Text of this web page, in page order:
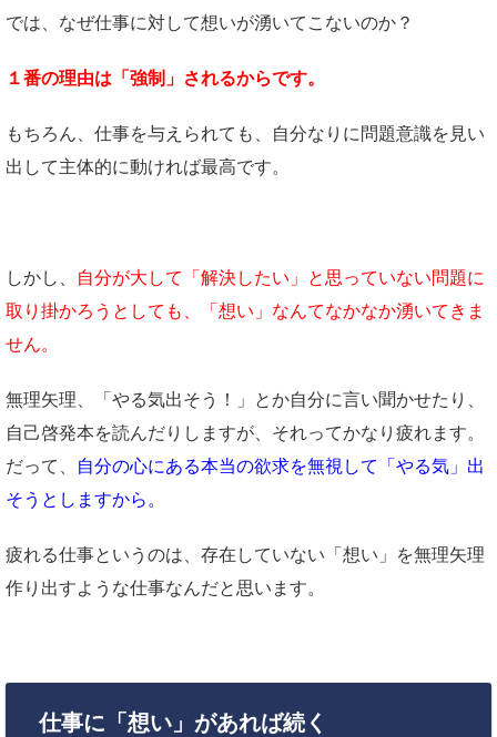
では、なぜ仕事に対して想いが湧いてこないのか？
１番の理由は「強制」されるからです。
もちろん、仕事を与えられても、自分なりに問題意識を見い
出して主体的に動ければ最高です。
しかし、
自分が大して「解決したい」と思っていない問題に
取り掛かろうとしても、「想い」なんてなかなか湧いてきま
せん。
無理矢理、「やる気出そう！」とか自分に言い聞かせたり、
自己啓発本を読んだりしますが、それってかなり疲れます。
だって、
自分の心にある本当の欲求を無視して「やる気」出
そうとしますから。
疲れる仕事というのは、存在していない「想い」を無理矢理
作り出すような仕事なんだと思います。
仕事に「想い」があれば続く